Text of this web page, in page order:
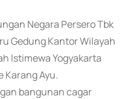
Negara Persero Tbk
Gedung Kantor Wilayah
Istimewa Yogyakarta
Karang Ayu.
bangunan cagar